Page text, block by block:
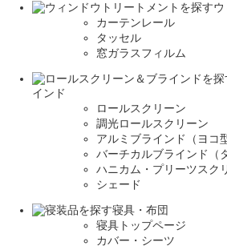
カーテンレール
タッセル
窓ガラスフィルム
インド
ロールスクリーン
調光ロールスクリーン
アルミブラインド（ヨコ
バーチカルブラインド（
ハニカム・プリーツスク
シェード
寝具・布団
寝具トップページ
カバー・シーツ